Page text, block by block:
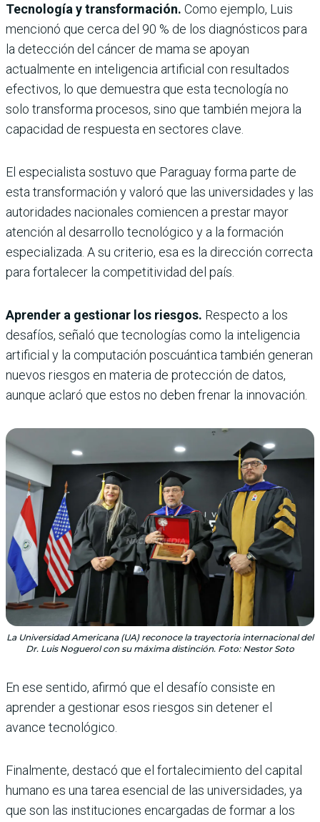
Tecnología y transformación. Como ejemplo, Luis
mencionó que cerca del 90 % de los diagnósticos para
la detección del cáncer de mama se apoyan
actualmente en inteligencia artificial con resultados
efectivos, lo que demuestra que esta tecnología no
solo transforma procesos, sino que también mejora la
capacidad de respuesta en sectores clave.
El especialista sostuvo que Paraguay forma parte de
esta transformación y valoró que las universidades y las
autoridades nacionales comiencen a prestar mayor
atención al desarrollo tecnológico y a la formación
especializada. A su criterio, esa es la dirección correcta
para fortalecer la competitividad del país.
Aprender a gestionar los riesgos. Respecto a los
desafíos, señaló que tecnologías como la inteligencia
artificial y la computación poscuántica también generan
nuevos riesgos en materia de protección de datos,
aunque aclaró que estos no deben frenar la innovación.
La Universidad Americana (UA) reconoce la trayectoria internacional del
Dr. Luis Noguerol con su máxima distinción. Foto: Nestor Soto
En ese sentido, afirmó que el desafío consiste en
aprender a gestionar esos riesgos sin detener el
avance tecnológico.
Finalmente, destacó que el fortalecimiento del capital
humano es una tarea esencial de las universidades, ya
que son las instituciones encargadas de formar a los